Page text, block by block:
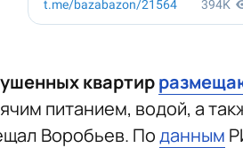
квартир
питанием, водой, а
Воробьев. Поданным